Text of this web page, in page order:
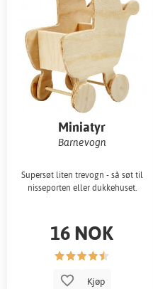
Miniatyr
Barnevogn
Supersøt liten trevogn - så søt til
nisseporten eller dukkehuset.
16 NOK
Kjøp